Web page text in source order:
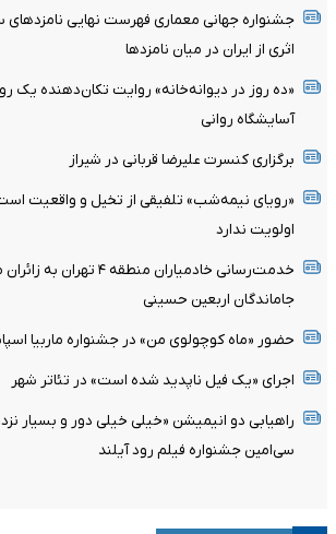
اثری از ایران در میان نامزدها
«ده روز در دیوانه‌خانه» روایت تکان‌دهنده یک
آسایشگاه روانی
برگزاری کنسرت علیرضا قربانی در شیراز
«رویای نیمه‌شب» تلفیقی از تخیل و واقعیت
اولویت ندارد
خدمت‌رسانی خادمیاران منطقه
جاماندگان اربعین حسینی
حضور «ماه کوچولوی من» در جشنواره ماربیا
اجرای «یک فیل ناپدید شده است» در تئاتر شهر
راهیابی دو انیمیشن «خیلی خیلی دور و بسیار
سی‌امین جشنواره فیلم رود آیلند